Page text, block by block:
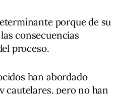
porque de su
consecuencias
proceso.
han abordado
cautelares, pero no han